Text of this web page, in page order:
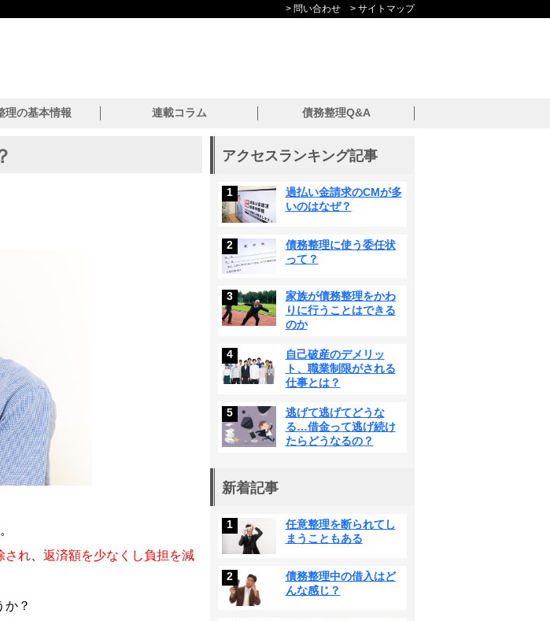
> 問い合わせ > サイトマップ
理の基本情報 連載コラム 債務整理Q&A
され
返済額を少なくし負担を減
か？
アクセスランキング記事
1
過払い金請求のCMが多
いのはなぜ？
2
債務整理に使う委任状
って？
3
家族が債務整理をかわ
りに行うことはできる
のか
4
自己破産のデメリッ
ト、職業制限がされる
仕事とは？
5
逃げて逃げてどうな
る…借金って逃げ続け
たらどうなるの？
新着記事
1
任意整理を断られてし
まうこともある
2
債務整理中の借入はど
んな感じ？